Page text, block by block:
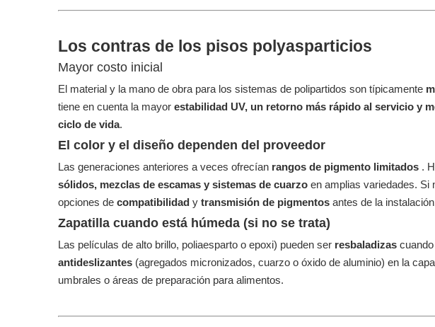
Los contras de los pisos polyasparticios
Mayor costo inicial
El material y la mano de obra para los sistemas de polipartidos son típicamente
tiene en cuenta la mayor estabilidad UV, un retorno más rápido al servicio y
ciclo de vida.
El color y el diseño dependen del proveedor
Las generaciones anteriores a veces ofrecían rangos de pigmento limitados .
sólidos, mezclas de escamas y sistemas de cuarzo en amplias variedades. Si
opciones de compatibilidad y transmisión de pigmentos antes de la
Zapatilla cuando está húmeda (si no se trata)
Las películas de alto brillo, poliaesparto o epoxi) pueden ser resbaladizas
antideslizantes (agregados micronizados, cuarzo o óxido de aluminio) en la
umbrales o áreas de preparación para alimentos.